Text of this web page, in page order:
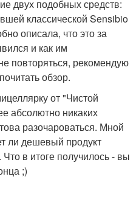
двух подобных средств:
классической Sensibio
описала, что это за
и как им
повторяться, рекомендую
обзор.
от "Чистой
абсолютно никаких
разочароваться. Мной
ли дешевый продукт
в итоге получилось - вы
;)